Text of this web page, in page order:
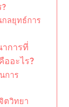
ลยุทธ์การ
การที่
อะไร?
การ
ตวิทยา